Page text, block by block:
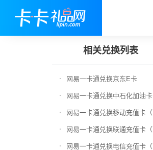
相关兑换列表
网易一卡通兑换京东E卡
网易一卡通兑换中石化加油卡